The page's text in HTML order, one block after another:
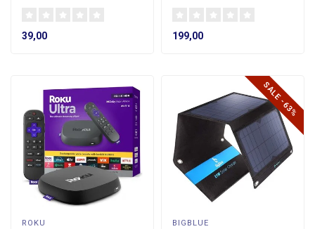
39,00 199,00
ROKU
SALE -63%
BIGBLUE